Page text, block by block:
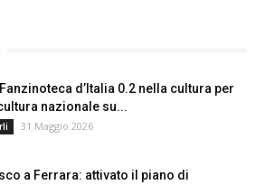
Fanzinoteca d’Italia 0.2 nella cultura per
nazionale su...
31 Maggio 2026
a Ferrara: attivato il piano di